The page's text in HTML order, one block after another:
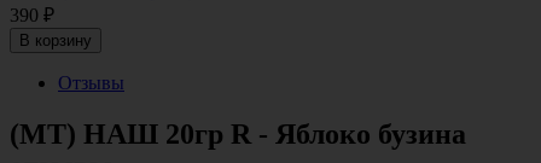
390 ₽
В корзину
Отзывы
(МТ) НАШ 20гр R - Яблоко бузина